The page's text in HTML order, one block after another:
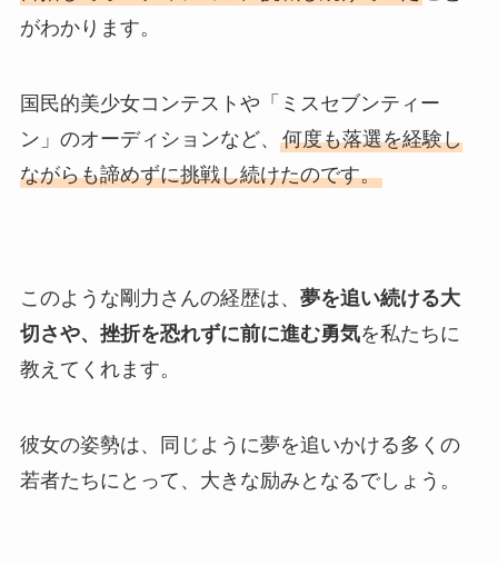
がわかります。
国民的美少女コンテストや「ミスセブンティー
ン」のオーディションなど、 何度も落選を経験し
ながらも諦めずに挑戦し続けたのです。
このような剛力さんの経歴は、 夢を追い続ける大
切さや、挫折を恐れずに前に進む勇気を私たちに
教えてくれます。
彼女の姿勢は、同じように夢を追いかける多くの
若者たちにとって、大きな励みとなるでしょう。